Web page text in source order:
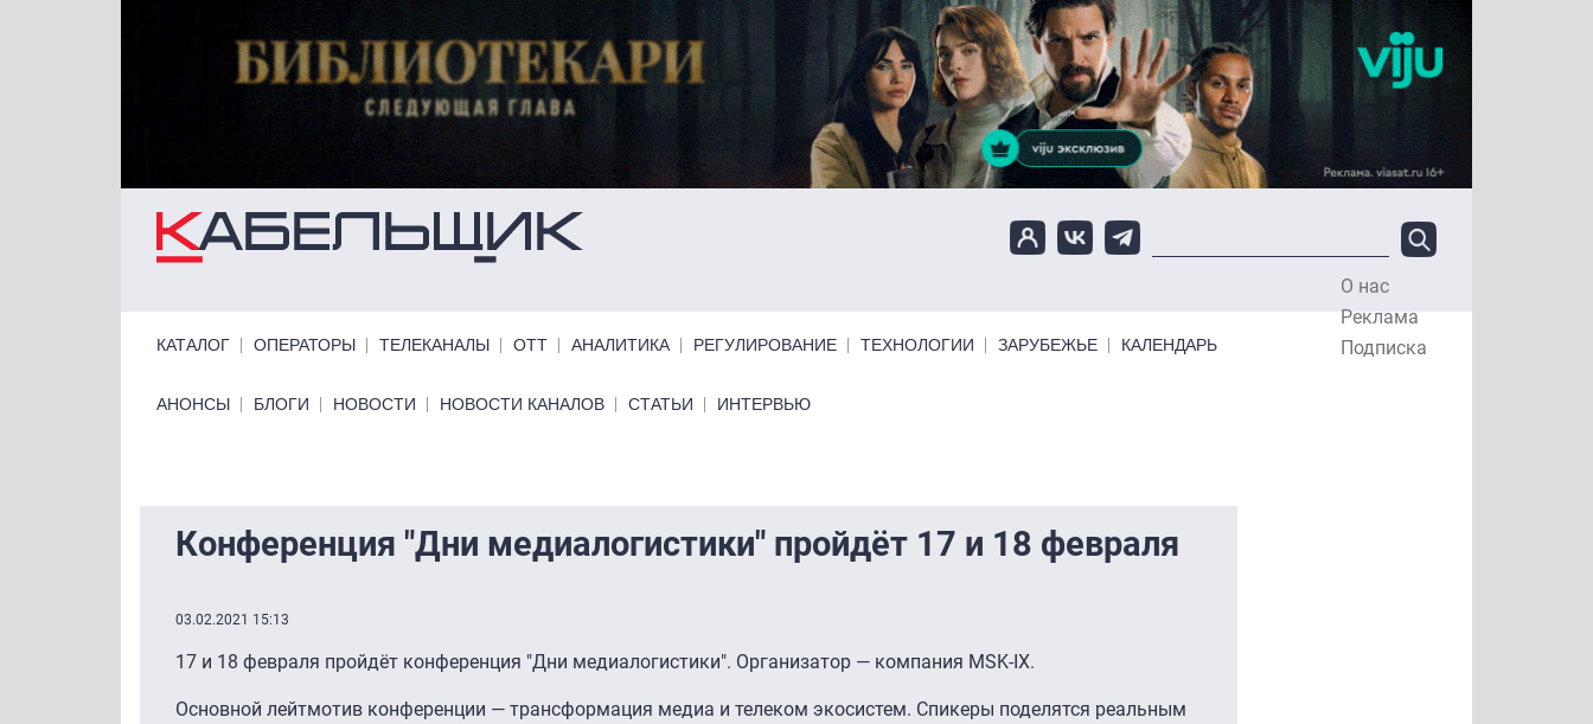
О нас
Реклама
Подписка
КАТАЛОГ ОПЕРАТОРЫ ТЕЛЕКАНАЛЫ ОТТ АНАЛИТИКА РЕГУЛИРОВАНИЕ ТЕХНОЛОГИИ ЗАРУБЕЖЬЕ КАЛЕНДАРЬ
Primary links bottom
АНОНСЫ БЛОГИ НОВОСТИ НОВОСТИ КАНАЛОВ СТАТЬИ ИНТЕРВЬЮ
Конференция "Дни медиалогистики" пройдёт 17 и 18 февраля
03.02.2021 15:13
17 и 18 февраля пройдёт конференция "Дни медиалогистики". Организатор — компания MSK-IX.
Основной лейтмотив конференции — трансформация медиа и телеком экосистем. Спикеры поделятся реальным